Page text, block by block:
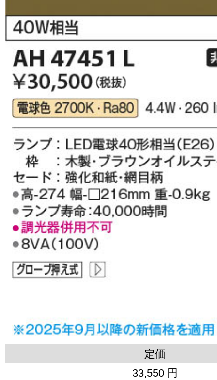
定価
33,550 円